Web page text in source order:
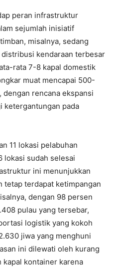
peran infrastruktur
sejumlah inisiatif
misalnya, sedang
kendaraan terbesar
rata 7-8 kapal domestik
muat mencapai 500-
rencana ekspansi
ketergantungan pada
11 lokasi pelabuhan
lokasi sudah selesai
ini menunjukkan
tetap terdapat ketimpangan
dengan 98 persen
pulau yang tersebar,
logistik yang kokoh
jiwa yang menghuni
ini dilewati oleh kurang
kapal kontainer karena